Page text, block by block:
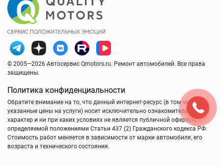
© 2005—2026 Автосервис Qmotors.ru. Ремонт автомобилей. Все права
защищены.
Политика конфиденциальности
Обратите внимание на то, что данный интернет-ресурс (в том числе
указанные цены на услуги) носит исключительно ознакомительный
характер и ни при каких условиях не является публичной офертой,
определяемой положениями Статьи 437 (2) Гражданского кодекса РФ.
Стоимость работ меняется в зависимости от марки автомобиля, его
возраста и технического состояния.